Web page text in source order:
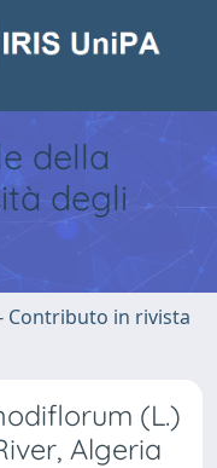
della
degli
Contributo in rivista
(L.)
Algeria